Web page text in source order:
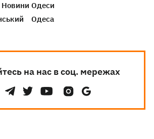
Новини Одеси
Одеса
на нас в соц. мережах